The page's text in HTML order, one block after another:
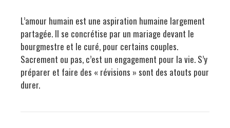
L’amour humain est une aspiration humaine largement
partagée. Il se concrétise par un mariage devant le
bourgmestre et le curé, pour certains couples.
Sacrement ou pas, c’est un engagement pour la vie. S’y
préparer et faire des « révisions » sont des atouts pour
durer.